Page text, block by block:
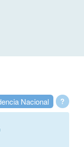
?
Nacional